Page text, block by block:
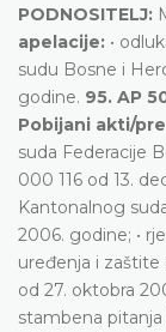
PODNOSITELJ:
apelacije: •
sudu Bosne i
godine. 95. AP
Pobijani akti/
suda Federacije
000 116 od 13.
Kantonalnog
2006. godine; •
uređenja i zaštite
od 27. oktobra
stambena